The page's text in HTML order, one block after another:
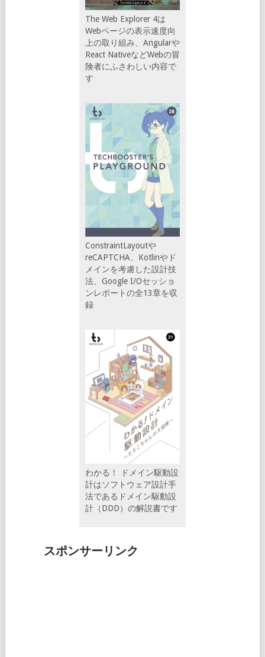
The Web Explorer 4は
Webページの表示速度向
上の取り組み、Angularや
React NativeなどWebの冒
険者にふさわしい内容で
す
ConstraintLayoutや
reCAPTCHA、Kotlinやド
メインを考慮した設計技
法、Google I/Oセッショ
ンレポートの全13章を収
録
わかる！ ドメイン駆動設
計はソフトウェア設計手
法であるドメイン駆動設
計（DDD）の解説書です
スポンサーリンク